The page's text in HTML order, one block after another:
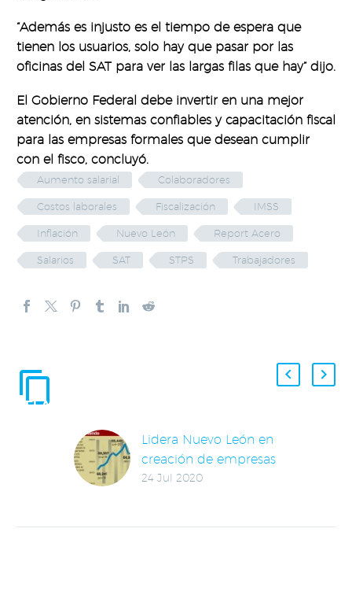
“Además es injusto es el tiempo de espera que
tienen los usuarios, solo hay que pasar por las
oficinas del SAT para ver las largas filas que hay” dijo.
El Gobierno Federal debe invertir en una mejor
atención, en sistemas confiables y capacitación fiscal
para las empresas formales que desean cumplir
con el fisco, concluyó.
Aumento salarial Colaboradores
Costos laborales Fiscalización IMSS
Inflación Nuevo León Report Acero
Salarios SAT STPS Trabajadores
RELACIONADAS
Lidera Nuevo León en
creación de empresas
en junio
24 Jul 2020